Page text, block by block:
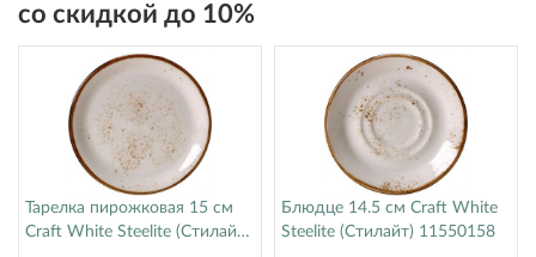
со скидкой до 10%
Тарелка пирожковая 15 см
Craft White Steelite (Стилайт)
Блюдце 14.5 см Craft White
Steelite (Стилайт) 11550158